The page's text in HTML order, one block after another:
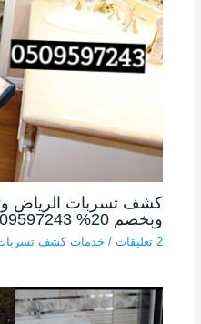
كشف تسربات الرياض
وبخصم 20% 0509597243
2 تعليقات / خدمات كشف تسربات